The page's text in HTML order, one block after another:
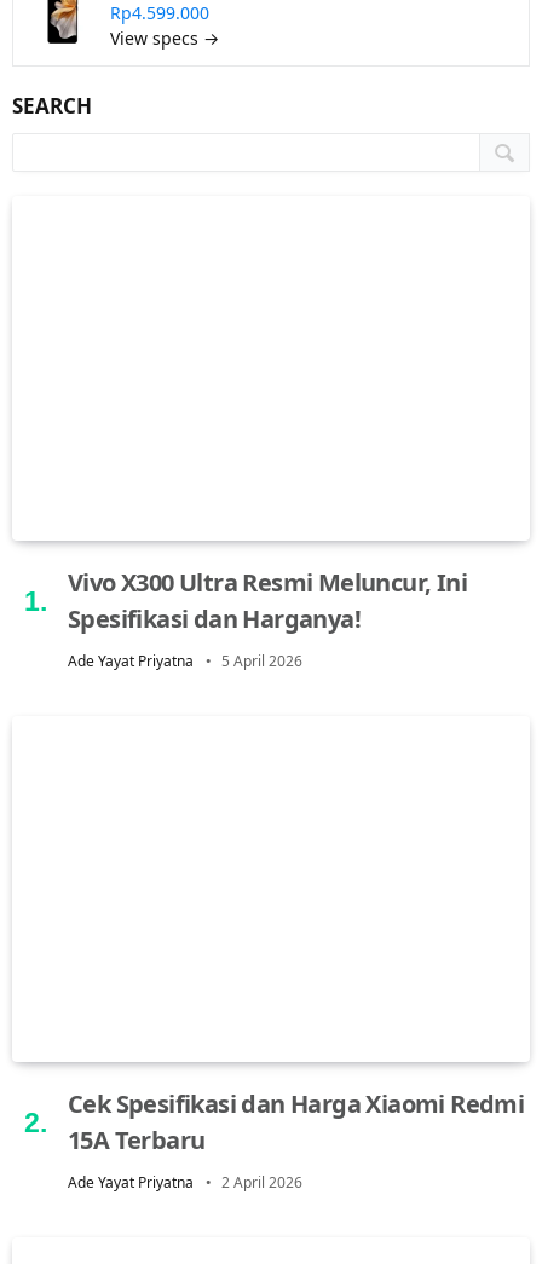
Rp4.599.000
View specs →
SEARCH
Vivo X300 Ultra Resmi Meluncur, Ini
Spesifikasi dan Harganya!
Ade Yayat Priyatna 5 April 2026
Cek Spesifikasi dan Harga Xiaomi Redmi
15A Terbaru
Ade Yayat Priyatna 2 April 2026